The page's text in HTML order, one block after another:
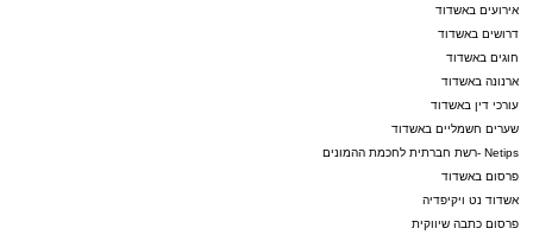
אירועים באשדוד
דרושים באשדוד
חוגים באשדוד
ארנונה באשדוד
עורכי דין באשדוד
שערים חשמליים באשדוד
Netips -רשת חברתית לחכמת ההמונים
פרסום באשדוד
אשדוד נט ויקיפדיה
פרסום כתבה שיווקית